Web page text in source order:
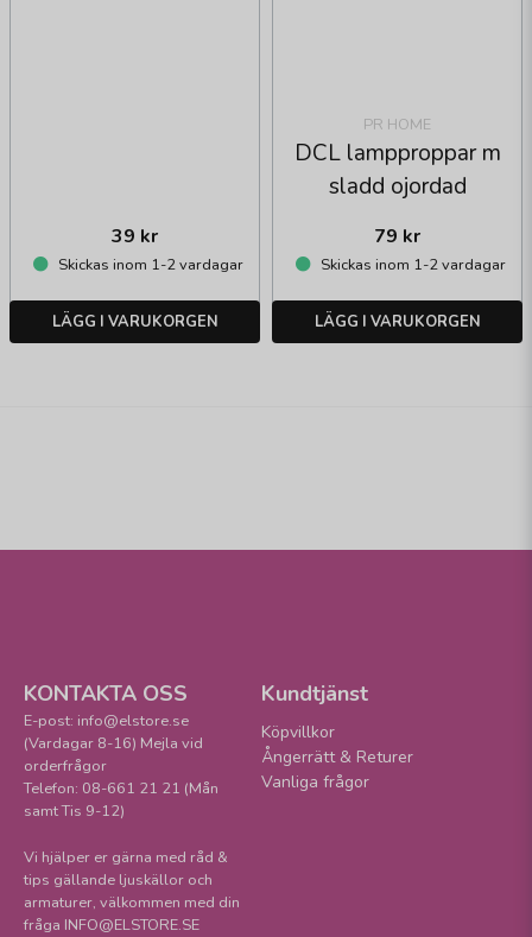
39 kr
Skickas inom 1-2 vardagar
LÄGG I VARUKORGEN
PR HOME
DCL lampproppar m
sladd ojordad
79 kr
Skickas inom 1-2 vardagar
LÄGG I VARUKORGEN
KONTAKTA OSS
E-post: info@elstore.se
(Vardagar 8-16) Mejla vid
orderfrågor
Telefon: 08-661 21 21 (Mån
samt Tis 9-12)
Vi hjälper er gärna med råd &
tips gällande ljuskällor och
armaturer, välkommen med din
fråga INFO@ELSTORE.SE
Kundtjänst
Köpvillkor
Ångerrätt & Returer
Vanliga frågor